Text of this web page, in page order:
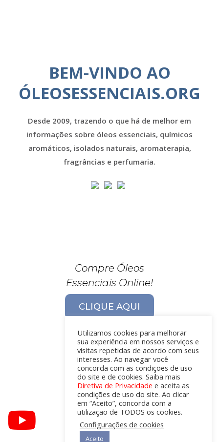
BEM-VINDO AO
ÓLEOSESSENCIAIS.ORG
Desde 2009, trazendo o que há de melhor em
informações sobre óleos essenciais, químicos
aromáticos, isolados naturais, aromaterapia,
fragrâncias e perfumaria.
Compre Óleos
Essenciais Online!
CLIQUE AQUI
Utilizamos cookies para melhorar
sua experiência em nossos serviços e
visitas repetidas de acordo com seus
interesses. Ao navegar você
concorda com as condições de uso
do site e de cookies. Saiba mais
Diretiva de Privacidade e aceita as
condições de uso do site. Ao clicar
em “Aceito”, concorda com a
utilização de TODOS os cookies.
Configurações de cookies
Aceito